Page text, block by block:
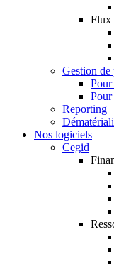
Flux
Gestion de
Reporting
Nos logiciels
Cegid